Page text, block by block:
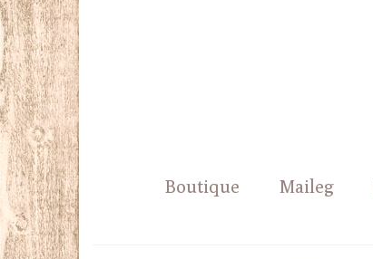
Boutique Maileg